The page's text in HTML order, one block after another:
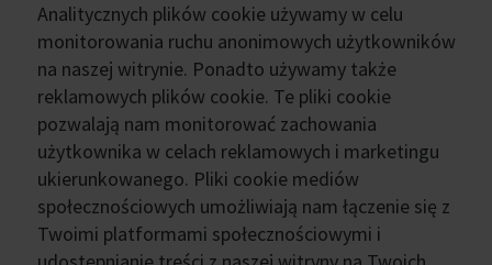
Analitycznych plików cookie używamy w celu
monitorowania ruchu anonimowych użytkowników
na naszej witrynie. Ponadto używamy także
reklamowych plików cookie. Te pliki cookie
pozwalają nam monitorować zachowania
użytkownika w celach reklamowych i marketingu
ukierunkowanego. Pliki cookie mediów
społecznościowych umożliwiają nam łączenie się z
Twoimi platformami społecznościowymi i